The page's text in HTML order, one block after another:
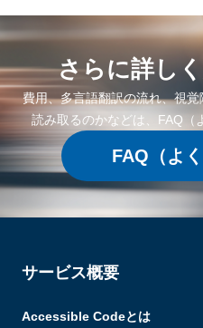
さらに詳しく
費用、多言語翻訳の流れ、視
読み取るのかなどは、FAQ（
FAQ （よ
サービス概要
Accessible Codeとは